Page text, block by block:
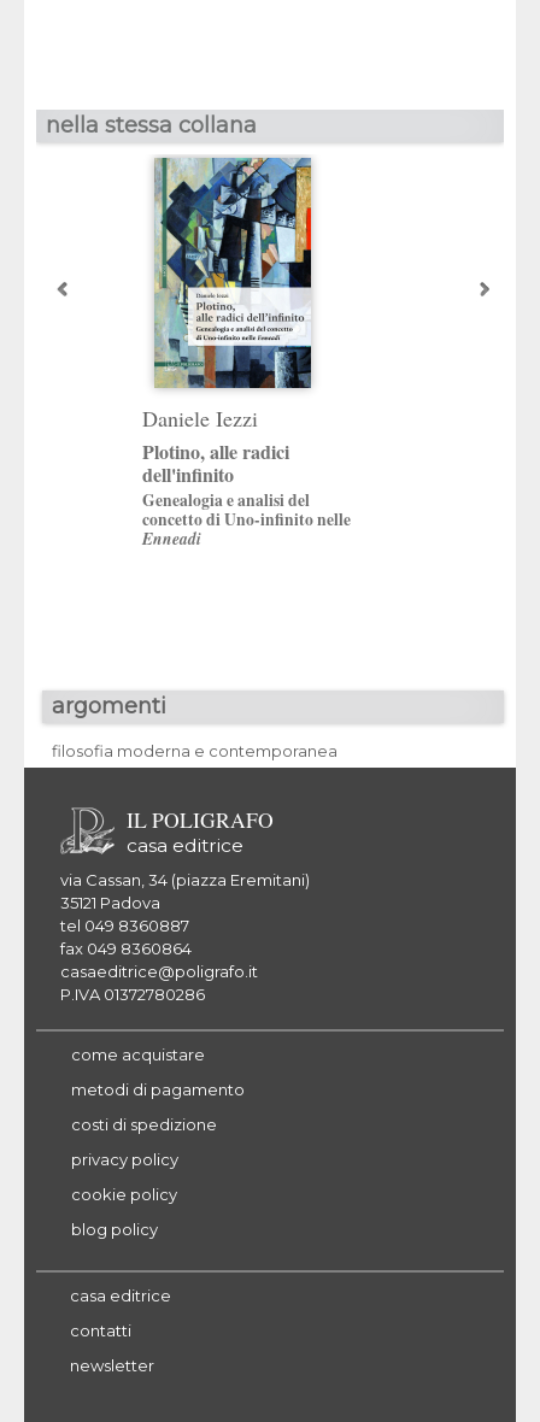
nella stessa collana
Daniele Iezzi
Plotino, alle radici
dell'infinito
Genealogia e analisi del
concetto di Uno-infinito nelle
Enneadi
argomenti
filosofia moderna e contemporanea
IL POLIGRAFO
casa editrice
via Cassan, 34 (piazza Eremitani)
35121 Padova
tel 049 8360887
fax 049 8360864
casaeditrice@poligrafo.it
P.IVA 01372780286
come acquistare
metodi di pagamento
costi di spedizione
privacy policy
cookie policy
blog policy
casa editrice
contatti
newsletter